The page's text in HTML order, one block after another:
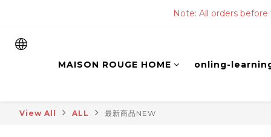
Note: All orders
MAISON ROUGE HOME onling-
View All ALL 最新商品NEW